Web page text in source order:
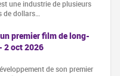
une industrie de plusieurs
dollars…
premier film de long-
2 oct 2026
de son premier